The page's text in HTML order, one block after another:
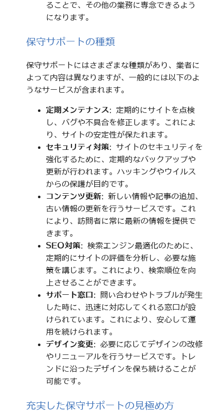
ることで、その他の業務に専念できるよう
になります。
保守サポートの種類
保守サポートにはさまざまな種類があり、業者に
よって内容は異なりますが、一般的には以下のよ
うなサービスが含まれます。
定期メンテナンス: 定期的にサイトを点検
し、バグや不具合を修正します。これによ
り、サイトの安定性が保たれます。
セキュリティ対策: サイトのセキュリティを
強化するために、定期的なバックアップや
更新が行われます。ハッキングやウイルス
からの保護が目的です。
コンテンツ更新: 新しい情報や記事の追加、
古い情報の更新を行うサービスです。これ
により、訪問者に常に最新の情報を提供で
きます。
SEO対策: 検索エンジン最適化のために、
定期的にサイトの評価を分析し、必要な施
策を講じます。これにより、検索順位を向
上させることができます。
サポート窓口 : 問い合わせやトラブルが発生
した時に、迅速に対応してくれる窓口が設
けられています。これにより、安心して運
用を続けられます。
デザイン変更: 必要に応じてデザインの改修
やリニューアルを行うサービスです。トレ
ンドに沿ったデザインを保ち続けることが
可能です。
充実した保守サポートの見極め方